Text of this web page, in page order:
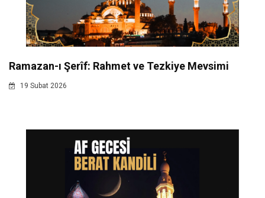
Ramazan-ı Şerîf: Rahmet ve Tezkiye Mevsimi
19 Subat 2026